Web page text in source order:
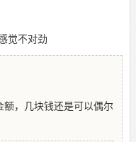
觉不对劲
额，几块钱还是可以偶尔